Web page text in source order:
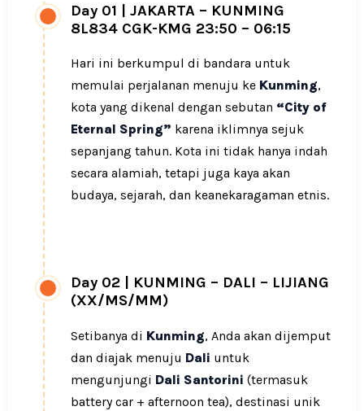
Day 01 | JAKARTA – KUNMING
8L834 CGK-KMG 23:50 – 06:15
Hari ini berkumpul di bandara untuk
memulai perjalanan menuju ke Kunming,
kota yang dikenal dengan sebutan “City of
Eternal Spring” karena iklimnya sejuk
sepanjang tahun. Kota ini tidak hanya indah
secara alamiah, tetapi juga kaya akan
budaya, sejarah, dan keanekaragaman etnis.
Day 02
KUNMING – DALI – LIJIANG
(XX/MS/MM)
Setibanya di Kunming, Anda akan dijemput
dan diajak menuju Dali untuk
mengunjungi Dali Santorini (termasuk
battery car + afternoon tea), destinasi unik